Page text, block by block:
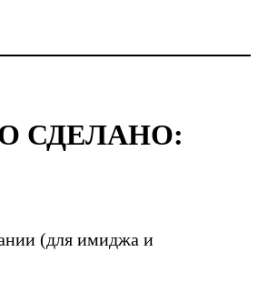
СДЕЛАНО:
(для имиджа и